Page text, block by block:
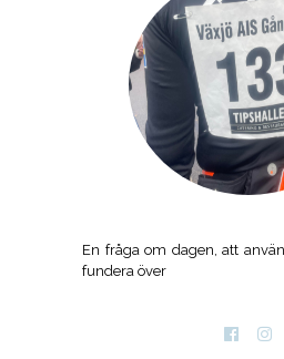
En fråga om dagen, att
fundera över